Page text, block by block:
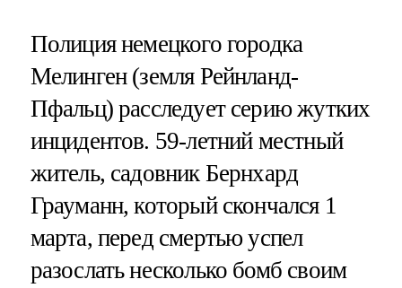
Полиция немецкого городка
Мелинген (земля Рейнланд-
Пфальц) расследует серию жутких
инцидентов. 59-летний местный
житель, садовник Бернхард
Грауманн, который скончался 1
марта, перед смертью успел
разослать несколько бомб своим